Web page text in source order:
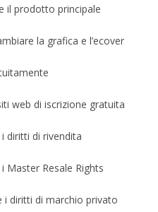
il prodotto principale
la grafica e l’ecover
web di iscrizione gratuita
diritti di rivendita
Master Resale Rights
i diritti di marchio privato